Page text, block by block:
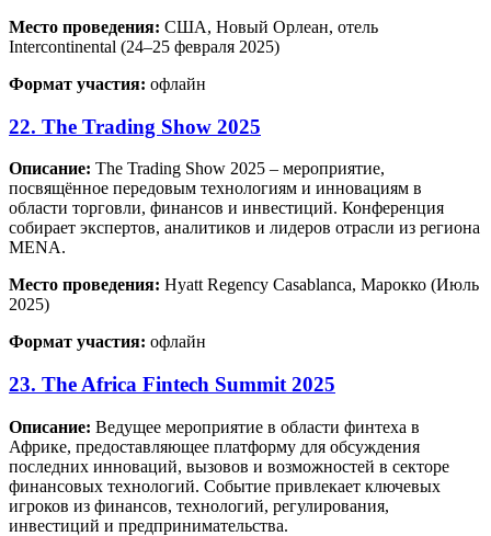
Место проведения: США, Новый Орлеан, отель
Intercontinental (24–25 февраля 2025)
Формат участия: офлайн
22. The Trading Show 2025
Описание: The Trading Show 2025 – мероприятие,
посвящённое передовым технологиям и инновациям в
области торговли, финансов и инвестиций. Конференция
собирает экспертов, аналитиков и лидеров отрасли из региона
MENA.
Место проведения: Hyatt Regency Casablanca, Марокко (Июль
2025)
Формат участия: офлайн
23. The Africa Fintech Summit 2025
Описание: Ведущее мероприятие в области финтеха в
Африке, предоставляющее платформу для обсуждения
последних инноваций, вызовов и возможностей в секторе
финансовых технологий. Событие привлекает ключевых
игроков из финансов, технологий, регулирования,
инвестиций и предпринимательства.